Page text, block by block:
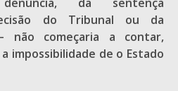
do Tribunal ou da
não começaria a contar,
impossibilidade de o Estado